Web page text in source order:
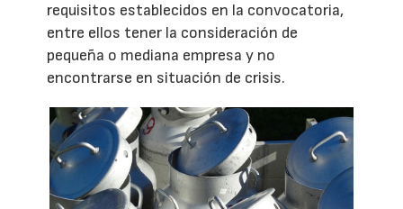
requisitos establecidos en la convocatoria,
entre ellos tener la consideración de
pequeña o mediana empresa y no
encontrarse en situación de crisis.